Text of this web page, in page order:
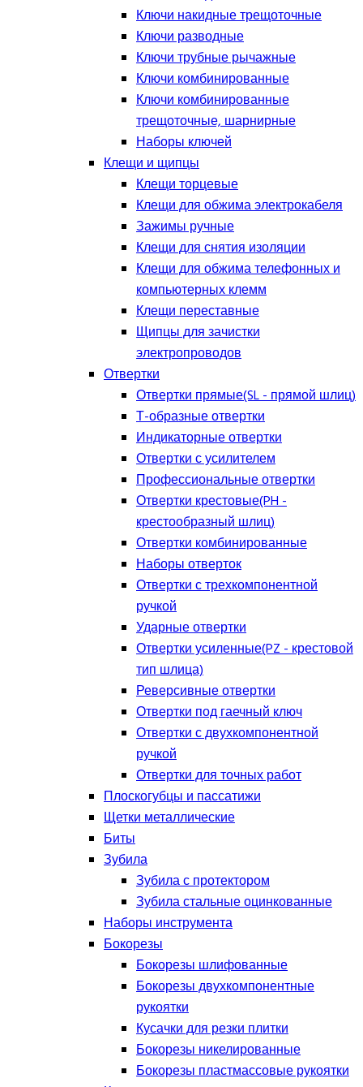
Ключи накидные трещоточные
Ключи разводные
Ключи трубные рычажные
Ключи комбинированные
Ключи комбинированные
трещоточные, шарнирные
Наборы ключей
Клещи и щипцы
Клещи торцевые
Клещи для обжима электрокабеля
Зажимы ручные
Клещи для снятия изоляции
Клещи для обжима телефонных и
компьютерных клемм
Клещи переставные
Щипцы для зачистки
электропроводов
Отвертки
Отвертки прямые(SL - прямой шлиц)
Т-образные отвертки
Индикаторные отвертки
Отвертки с усилителем
Профессиональные отвертки
Отвертки крестовые(PH -
крестообразный шлиц)
Отвертки комбинированные
Наборы отверток
Отвертки с трехкомпонентной
ручкой
Ударные отвертки
Отвертки усиленные(PZ - крестовой
тип шлица)
Реверсивные отвертки
Отвертки под гаечный ключ
Отвертки с двухкомпонентной
ручкой
Отвертки для точных работ
Плоскогубцы и пассатижи
Щетки металлические
Биты
Зубила
Зубила с протектором
Зубила стальные оцинкованные
Наборы инструмента
Бокорезы
Бокорезы шлифованные
Бокорезы двухкомпонентные
рукоятки
Кусачки для резки плитки
Бокорезы никелированные
Бокорезы пластмассовые рукоятки